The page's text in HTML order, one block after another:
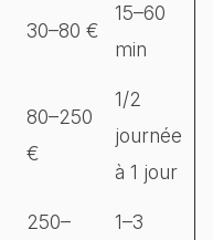
30–80 €
15–60
min
80–250
€
1/2
journée
à 1 jour
250–
1–3